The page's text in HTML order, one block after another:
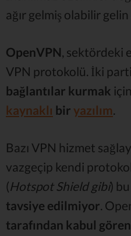
ağır gelmiş olabilir gelin
OpenVPN, sektördeki
VPN protokolü. İki parti
bağlantılar kurmak
kaynaklı bir yazılım.
Bazı VPN hizmet
vazgeçip kendi
(Hotspot Shield gibi)
tavsiye edilmiyor.
tarafından kabul